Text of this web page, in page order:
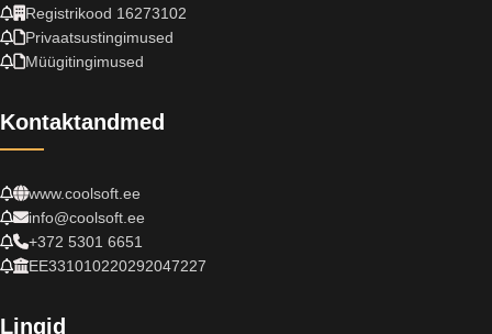
Registrikood 16273102
Privaatsustingimused
Müügitingimused
Kontaktandmed
www.coolsoft.ee
info@coolsoft.ee
+372 5301 6651
EE331010220292047227
Lingid